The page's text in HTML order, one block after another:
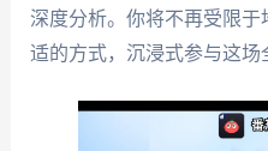
深度分析。你将不再受限
适的方式，沉浸式参与这场